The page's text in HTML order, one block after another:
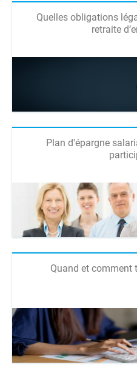
Quelles obligations
retraite
Plan d'épargne
Quand et comment